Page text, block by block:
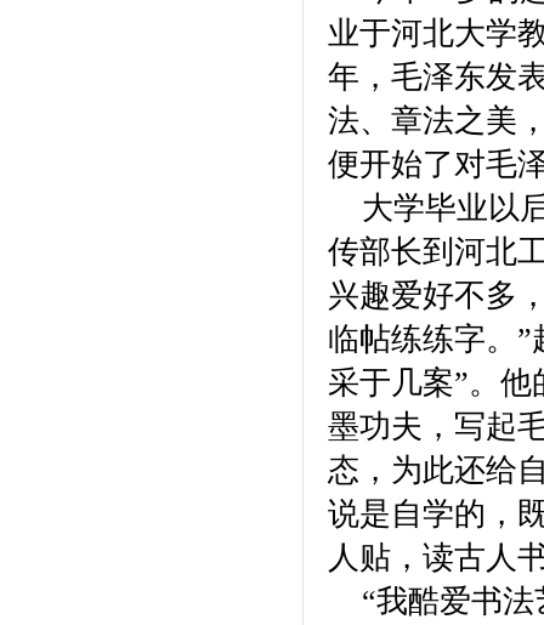
业于河北大学
年，毛泽东发
法、章法之美
便开始了对毛
大学毕业以
传部长到河北
兴趣爱好不多
临帖练练字。
采于几案”。
墨功夫，写起
态，为此还给
说是自学的，
人贴，读古人
“我酷爱书